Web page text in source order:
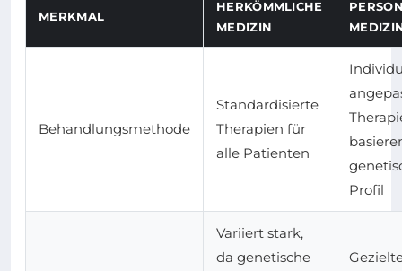
MERKMAL
HERKÖMMLICHE
MEDIZIN
Behandlungsmethode
Standardisierte
Therapien für
alle Patienten
Profil
Variiert stark,
da genetische